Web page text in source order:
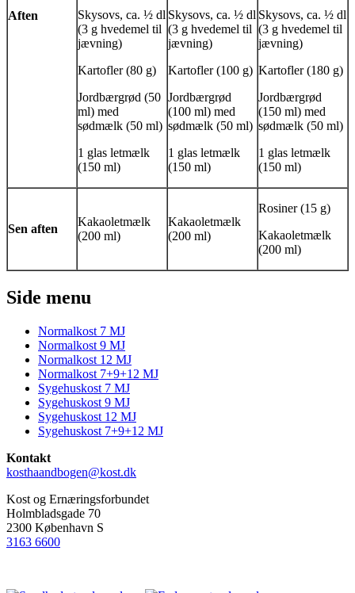
Aften
Skysovs, ca. ½ dl
(3 g hvedemel til
jævning)
Kartofler (80 g)
Jordbærgrød (50
ml) med
sødmælk (50 ml)
1 glas letmælk
(150 ml)
Skysovs, ca. ½ dl
(3 g hvedemel til
jævning)
Kartofler (100 g)
Jordbærgrød
(100 ml) med
sødmælk (50 ml)
1 glas letmælk
(150 ml)
Skysovs, ca. ½ dl
(3 g hvedemel til
jævning)
Kartofler (180 g)
Jordbærgrød
(150 ml) med
sødmælk (50 ml)
1 glas letmælk
(150 ml)
Sen aften
Kakaoletmælk
(200 ml)
Kakaoletmælk
(200 ml)
Rosiner (15 g)
Kakaoletmælk
(200 ml)
Side menu
Normalkost 7 MJ
Normalkost 9 MJ
Normalkost 12 MJ
Normalkost 7+9+12 MJ
Sygehuskost 7 MJ
Sygehuskost 9 MJ
Sygehuskost 12 MJ
Sygehuskost 7+9+12 MJ
Kontakt
kosthaandbogen@kost.dk
Kost og Ernæringsforbundet
Holmbladsgade 70
2300 København S
3163 6600